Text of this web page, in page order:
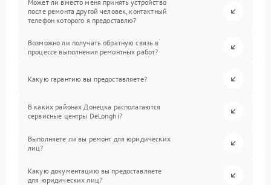
Может ли вместо меня принять устройство
после ремонта другой человек, контактный
телефон которого я предоставлю?
Возможно ли получать обратную связь в
процессе выполнения ремонтных работ?
Какую гарантию вы предоставляете?
В каких районах Донецка располагаются
сервисные центры DeLonghi?
Выполняете ли вы ремонт для юридических
лиц?
Какую документацию вы предоставляете
для юридических лиц?